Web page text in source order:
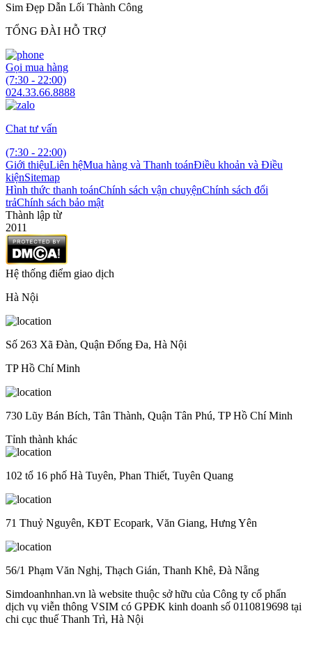
Sim Đẹp Dẫn Lối Thành Công
TỔNG ĐÀI HỖ TRỢ
Gọi mua hàng
(7:30 - 22:00)
024.33.66.8888
Chat tư vấn
(7:30 - 22:00)
Giới thiệuLiên hệMua hàng và Thanh toánĐiều khoản và Điều
kiệnSitemap
Hình thức thanh toánChính sách vận chuyệnChính sách đổi
trảChính sách bảo mật
Thành lập từ
2011
Hệ thống điểm giao dịch
Hà Nội
Số 263 Xã Đàn, Quận Đống Đa, Hà Nội
TP Hồ Chí Minh
730 Lũy Bán Bích, Tân Thành, Quận Tân Phú, TP Hồ Chí Minh
Tỉnh thành khác
102 tổ 16 phố Hà Tuyên, Phan Thiết, Tuyên Quang
71 Thuỷ Nguyên, KĐT Ecopark, Văn Giang, Hưng Yên
56/1 Phạm Văn Nghị, Thạch Gián, Thanh Khê, Đà Nẵng
Simdoanhnhan.vn là website thuộc sở hữu của Công ty cổ phẩn
dịch vụ viễn thông VSIM có GPĐK kinh doanh số 0110819698 tại
chi cục thuế Thanh Trì, Hà Nội